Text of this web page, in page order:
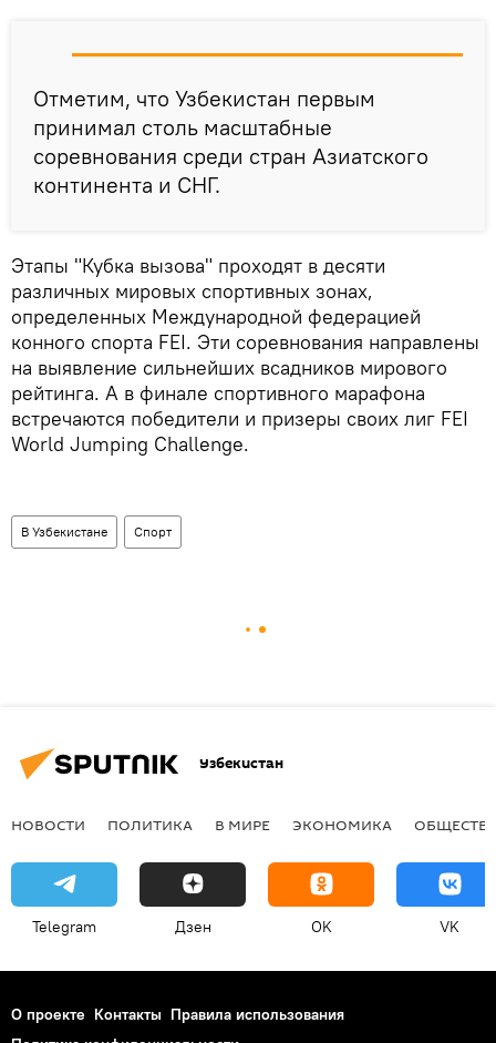
Отметим, что Узбекистан первым
принимал столь масштабные
соревнования среди стран Азиатского
континента и СНГ.
Этапы "Кубка вызова" проходят в десяти
различных мировых спортивных зонах,
определенных Международной федерацией
конного спорта FEI. Эти соревнования направлены
на выявление сильнейших всадников мирового
рейтинга. А в финале спортивного марафона
встречаются победители и призеры своих лиг FEI
World Jumping Challenge.
В Узбекистане Спорт
Узбекистан
НОВОСТИ ПОЛИТИКА В МИРЕ ЭКОНОМИКА
Telegram Дзен OK VK
О проекте Контакты Правила использования